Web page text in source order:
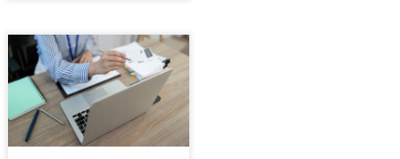
圈AI系列智能产品，不
仅帮你“看见”数据，更
能“理解”数据，甚至
能“思考”和“建议”，真
正让管理变得智能起
来。
优化工作流程，还能打
破地域限制，赋能企业
构建高效、灵活的协同
体系。本文将围绕
2026年最具价值的十
款智能化管理软件展开
介绍，为企业提供参考